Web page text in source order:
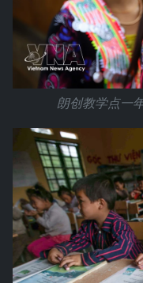
朗创教学点一